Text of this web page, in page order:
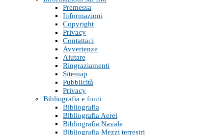
Premessa
Informazioni
Copyright
Privacy
Contattaci
Avvertenze
Aiutare
Ringraziamenti
Sitemap
Pubblicità
Privacy
Bibliografia e fonti
Bibliografia
Bibliografia Aerei
Bibliografia Navale
Bibliografia Mezzi terrestri